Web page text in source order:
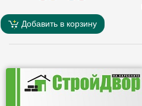
Добавить в корзину